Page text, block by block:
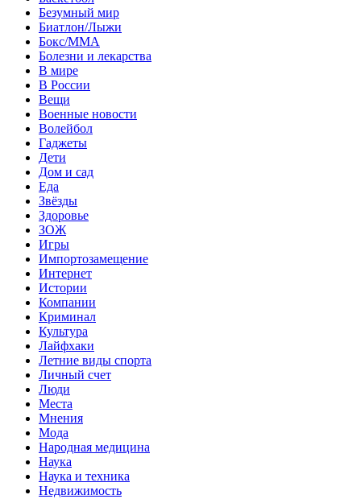
Безумный мир
Биатлон/Лыжи
Бокс/MMA
Болезни и лекарства
В мире
В России
Вещи
Военные новости
Волейбол
Гаджеты
Дети
Дом и сад
Еда
Звёзды
Здоровье
ЗОЖ
Игры
Импортозамещение
Интернет
Истории
Компании
Криминал
Культура
Лайфхаки
Летние виды спорта
Личный счет
Люди
Места
Мнения
Мода
Народная медицина
Наука
Наука и техника
Недвижимость